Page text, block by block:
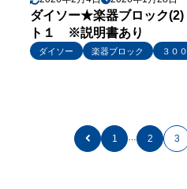
ダイソー★楽器ブロック(2)
ト１ ※説明書あり
ダイソー 楽器ブロック
３０
1 2 3